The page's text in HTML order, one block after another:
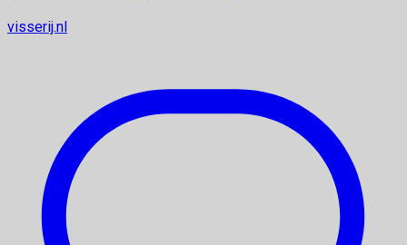
visserij.nl